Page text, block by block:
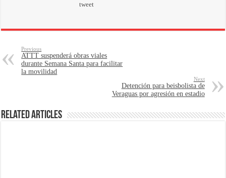
tweet
Previous
ATTT suspenderá obras viales
durante Semana Santa para facilitar
la movilidad
Next
Detención para beisbolista de
Veraguas por agresión en estadio
Related Articles